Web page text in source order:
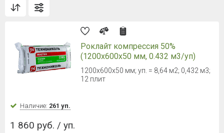
Роклайт компрессия 50%
(1200х600х50 мм, 0.432 м3/уп)
1200х600х50 мм; уп. = 8,64 м2; 0,432 м3;
12 плит
Наличие: 261 уп.
1 860 руб. / уп.